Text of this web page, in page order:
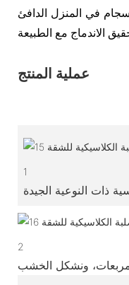
في المنزل الدافئ
عملية المنتج
1
ذات النوعية الجيدة
2
ونشكل الخشب